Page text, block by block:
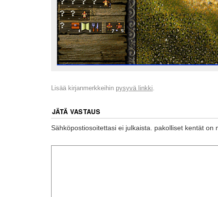
Lisää kirjanmerkkeihin pysyvä linkki
JÄTÄ VASTAUS
Sähköpostiosoitettasi ei julkaista. pakolliset kentät on